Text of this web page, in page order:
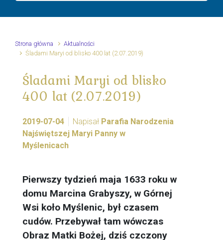
Strona główna
Aktualności
Śladami Maryi od blisko 400 lat (2.07.2019)
Śladami Maryi od blisko
400 lat (2.07.2019)
2019-07-04 Napisał Parafia Narodzenia
Najświętszej Maryi Panny w
Myślenicach
Pierwszy tydzień maja 1633 roku w
domu Marcina Grabyszy, w Górnej
Wsi koło Myślenic, był czasem
cudów. Przebywał tam wówczas
Obraz Matki Bożej, dziś czczony